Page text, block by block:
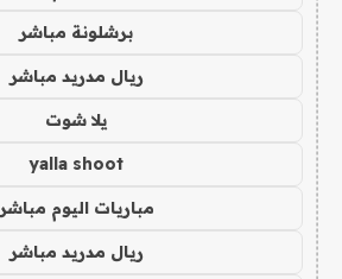
برشلونة مباشر
ريال مدريد مباشر
يلا شوت
yalla shoot
مباريات اليوم مباشر
ريال مدريد مباشر